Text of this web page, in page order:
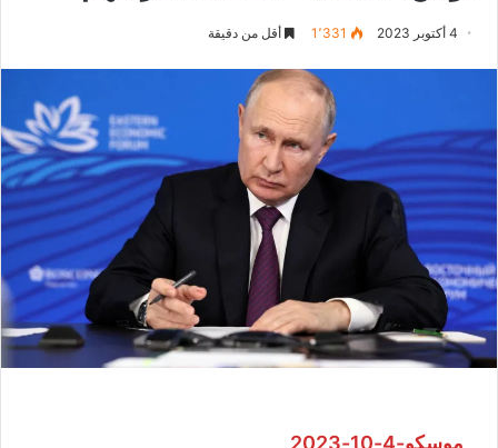
4 أكتوبر 2023 1٬331 أقل من دقيقة
موسكو-4-10-2023